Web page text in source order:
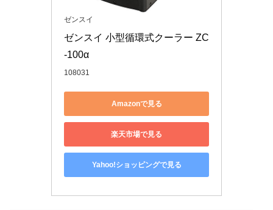
ゼンスイ
ゼンスイ 小型循環式クーラー ZC
-100α
108031
Amazonで見る
楽天市場で見る
Yahoo!ショッピングで見る